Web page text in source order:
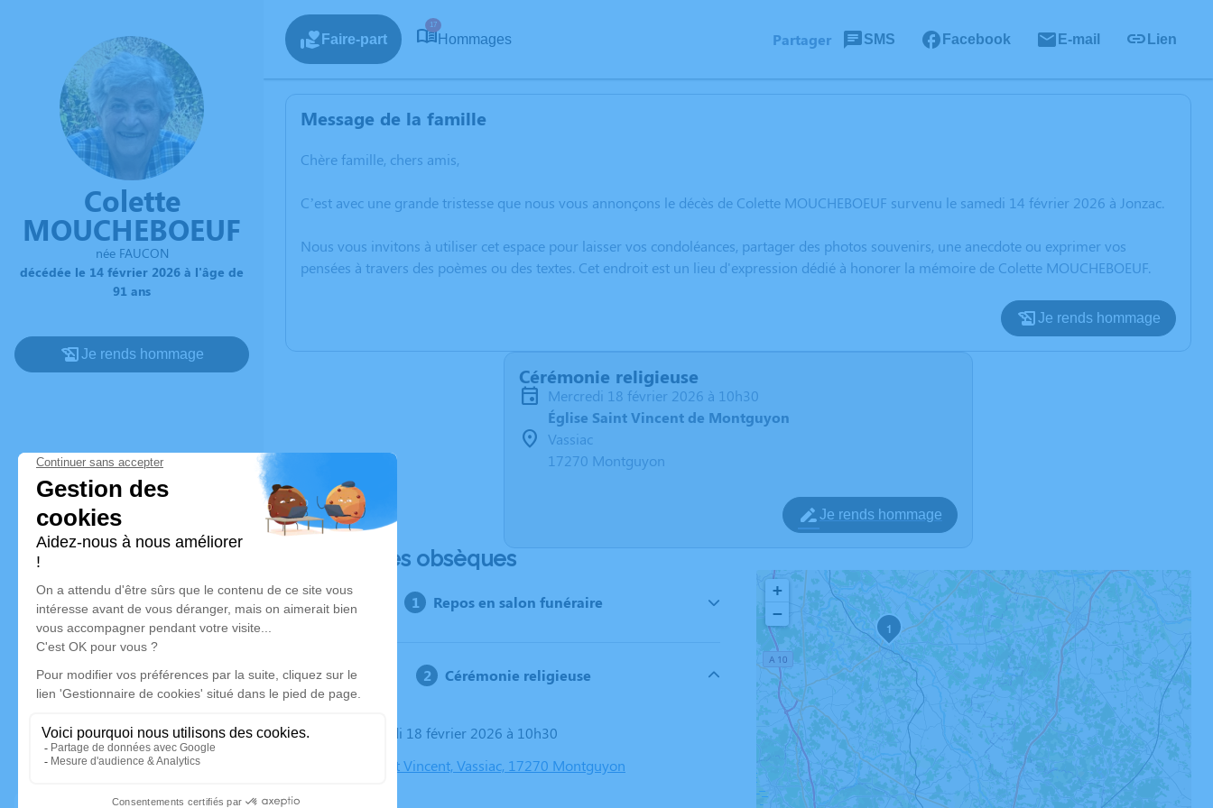
Colette
MOUCHEBOEUF
née FAUCON
décédée le 14 février 2026 à l'âge de
91 ans
Je rends hommage
Faire-part
17
Hommages Partager SMS Facebook E-mail Lien
Message de la famille
Chère famille, chers amis,
C’est avec une grande tristesse que nous vous annonçons le décès de Colette MOUCHEBOEUF survenu le samedi 14 février 2026 à Jonzac.
Nous vous invitons à utiliser cet espace pour laisser vos condoléances, partager des photos souvenirs, une anecdote ou exprimer vos
pensées à travers des poèmes ou des textes. Cet endroit est un lieu d'expression dédié à honorer la mémoire de Colette MOUCHEBOEUF.
Je rends hommage
Cérémonie religieuse
mercredi 18 février 2026 à 10h30
Église Saint Vincent de Montguyon
Vassiac
17270 Montguyon
Je rends hommage
Déroulé des obsèques
Repos en salon funéraire
Cérémonie religieuse
Le mercredi 18 février 2026 à 10h30
Église Saint Vincent, Vassiac, 17270 Montguyon
1
+
−